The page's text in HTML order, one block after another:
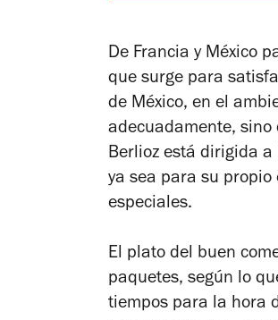
De Francia y México
que surge para
de México, en el
adecuadamente,
Berlioz está dirigida
ya sea para su
especiales.
El plato del buen
paquetes, según lo
tiempos para la hora